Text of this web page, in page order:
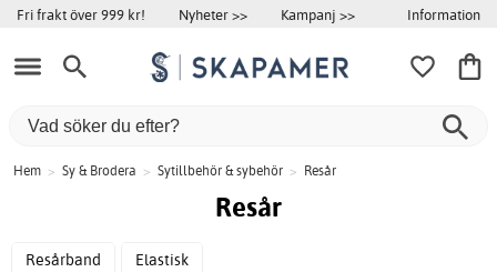
Fri frakt över 999 kr! Nyheter >> Kampanj >> Information
Hem > Sy & Brodera > Sytillbehör & sybehör > Resår
Resår
Resårband Elastisk